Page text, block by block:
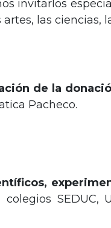
invitarlos
las ciencias,
de la
Pacheco.
SEDUC,